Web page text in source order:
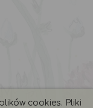
cookies. Pliki